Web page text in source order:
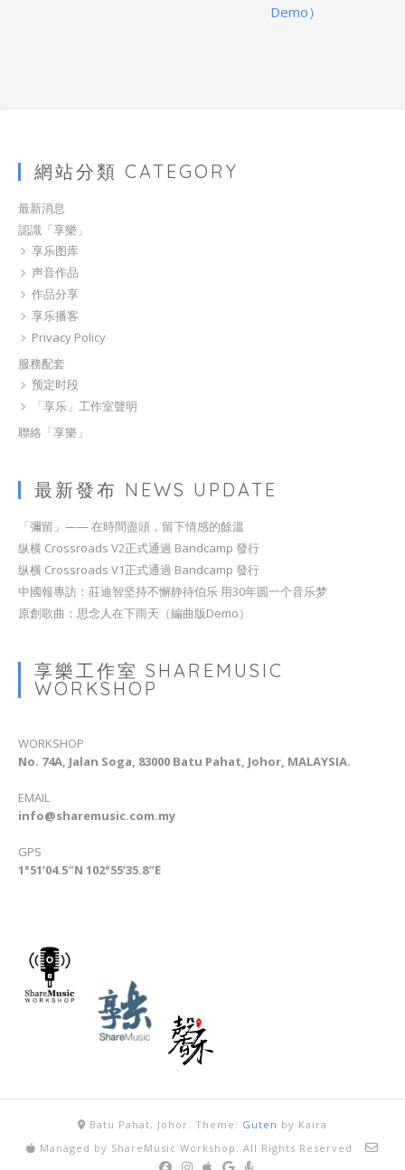
Demo）
網站分類 CATEGORY
最新消息
認識「享樂」
享乐图库
声音作品
作品分享
享乐播客
Privacy Policy
服務配套
预定时段
「享乐」工作室聲明
聯絡「享樂」
最新發布 NEWS UPDATE
「彌留」—— 在時間盡頭，留下情感的餘溫
纵横 Crossroads V2正式通過 Bandcamp 發行
纵横 Crossroads V1正式通過 Bandcamp 發行
中國報專訪：莊迪智坚持不懈静待伯乐 用30年圆一个音乐梦
原創歌曲：思念人在下雨天（編曲版Demo）
享樂工作室 SHAREMUSIC
WORKSHOP
WORKSHOP
No. 74A, Jalan Soga, 83000 Batu Pahat, Johor, MALAYSIA.
EMAIL
info@sharemusic.com.my
GPS
1°51’04.5″N 102°55’35.8″E
Batu Pahat, Johor. Theme: Guten by Kaira
Managed by ShareMusic Workshop. All Rights Reserved